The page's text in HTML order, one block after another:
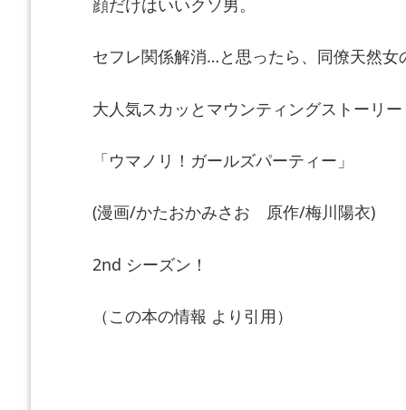
顔だけはいいクソ男。
セフレ関係解消…と思ったら、同僚天然女
大人気スカッとマウンティングストーリー
「ウマノリ！ガールズパーティー」
(漫画/かたおかみさお 原作/梅川陽衣)
2nd シーズン！
（この本の情報 より引用）